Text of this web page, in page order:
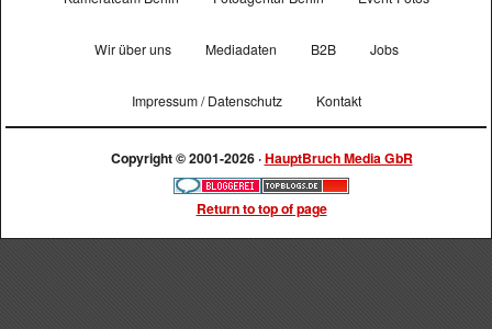
Wir über uns Mediadaten B2B Jobs
Impressum / Datenschutz Kontakt
Copyright © 2001-2026 ·HauptBruch Media GbR
Return to top of page